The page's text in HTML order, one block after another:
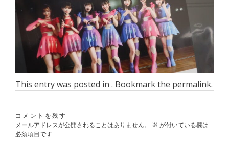
This entry was posted in . Bookmark the permalink.
コメントを残す
メールアドレスが公開されることはありません。
※ が付いている欄は
必須項目です